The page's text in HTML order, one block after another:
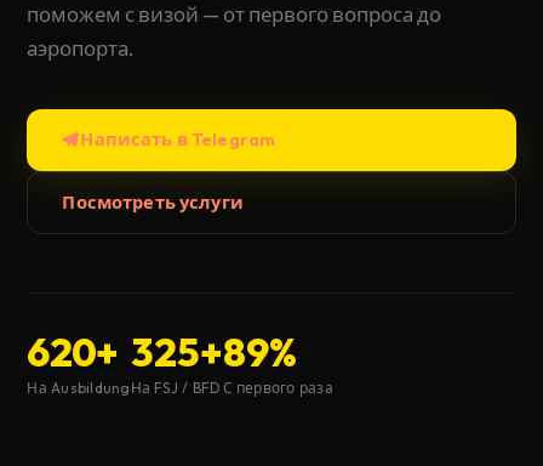
поможем с визой — от первого вопроса до
аэропорта.
Написать в Telegram
Посмотреть услуги
620+
На Ausbildung
325+
На FSJ / BFD
89%
С первого раза